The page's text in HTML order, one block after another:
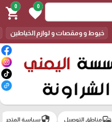
0
favorite
0
shopping_cart
خيوط و ومقصات و لوازم الخياطين
commuteمناطق التوصيل securityسياسة المتجر